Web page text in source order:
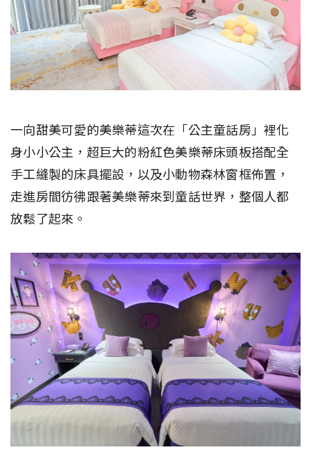
一向甜美可愛的美樂蒂這次在「公主童話房」裡化
身小小公主，超巨大的粉紅色美樂蒂床頭板搭配全
手工縫製的床具擺設，以及小動物森林窗框佈置，
走進房間彷彿跟著美樂蒂來到童話世界，整個人都
放鬆了起來。